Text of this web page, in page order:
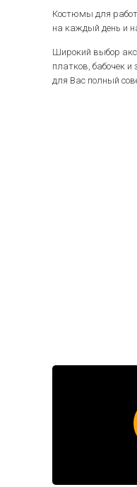
Костюмы для
на каждый день и
Широкий выбор
платков, бабочек и
для Вас полный